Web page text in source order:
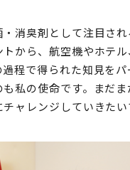
消臭剤として注目さ
から、航空機やホテ
程で得られた知見を
私の使命です。まだ
ャレンジしていきた